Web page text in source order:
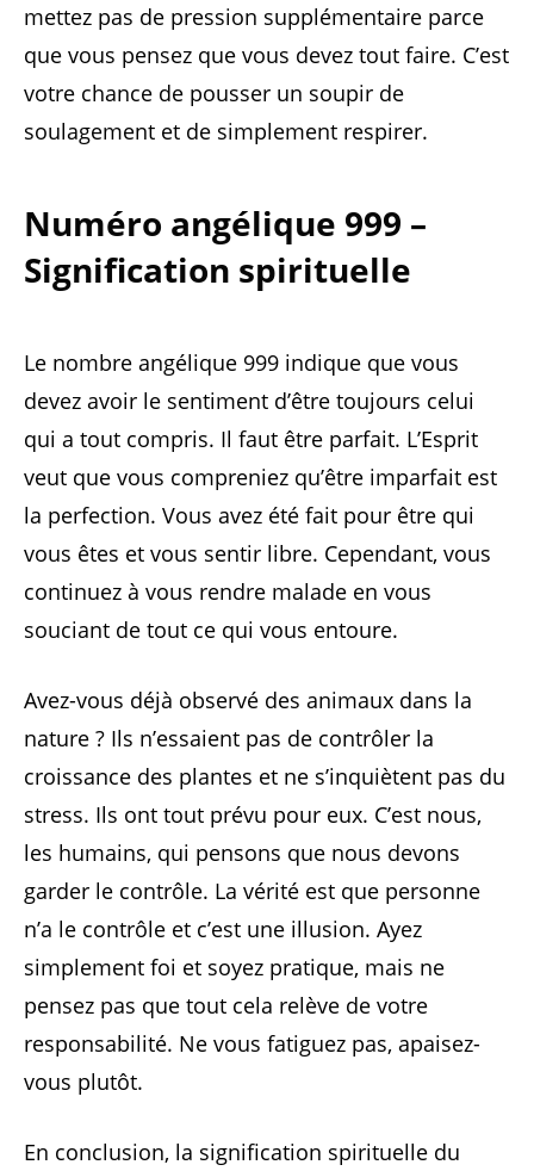
mettez pas de pression supplémentaire parce
que vous pensez que vous devez tout faire. C’est
votre chance de pousser un soupir de
soulagement et de simplement respirer.
Numéro angélique 999 –
Signification spirituelle
Le nombre angélique 999 indique que vous
devez avoir le sentiment d’être toujours celui
qui a tout compris. Il faut être parfait. L’Esprit
veut que vous compreniez qu’être imparfait est
la perfection. Vous avez été fait pour être qui
vous êtes et vous sentir libre. Cependant, vous
continuez à vous rendre malade en vous
souciant de tout ce qui vous entoure.
Avez-vous déjà observé des animaux dans la
nature ? Ils n’essaient pas de contrôler la
croissance des plantes et ne s’inquiètent pas du
stress. Ils ont tout prévu pour eux. C’est nous,
les humains, qui pensons que nous devons
garder le contrôle. La vérité est que personne
n’a le contrôle et c’est une illusion. Ayez
simplement foi et soyez pratique, mais ne
pensez pas que tout cela relève de votre
responsabilité. Ne vous fatiguez pas, apaisez-
vous plutôt.
En conclusion, la signification spirituelle du